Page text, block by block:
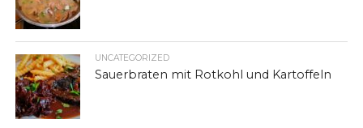
UNCATEGORIZED
Sauerbraten mit Rotkohl und Kartoffeln